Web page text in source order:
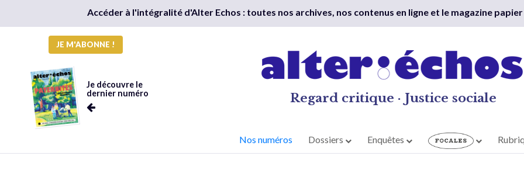
Accéder à l'intégralité d'Alter Echos : toutes nos archives, nos contenus en ligne et le magazine
JE M'ABONNE !
Je découvre le
dernier numéro
Regard critique · Justice sociale
Nos numéros Dossiers Enquêtes